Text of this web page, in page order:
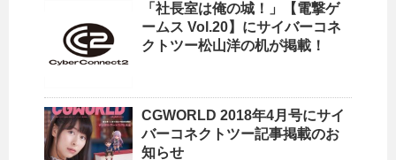
「社長室は俺の城！」【電撃ゲ
ームス Vol.20】にサイバーコネ
クトツー松山洋の机が掲載！
CGWORLD 2018年4月号にサイ
バーコネクトツー記事掲載のお
知らせ